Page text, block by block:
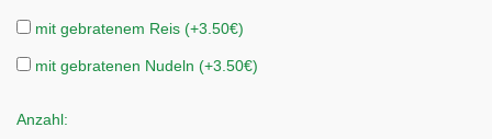
mit gebratenem Reis (+3.50€)
mit gebratenen Nudeln (+3.50€)
Anzahl: